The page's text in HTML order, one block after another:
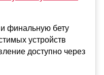
финальную бету
устройств
доступно через